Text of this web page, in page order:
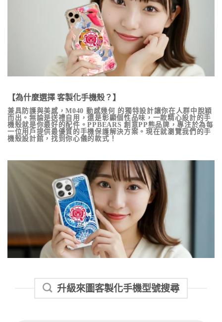
【為什麼選擇 客製化手機殼？】
兼具防護與美感，M040 動感幾何 的獨特設計讓你在人群中脫穎
而出。無論是送禮自用，還是彰顯個性品味，一款精心設計的手
機殼就是你最好的配件。PPBEARS 創意PP熊品牌，專注於為每
一位用戶提供最優質的手機保護解決方案。現在就瀏覽我們的手
機殼設計館，找到你心儀的款式！
升級來圖客製化手機型號搜尋